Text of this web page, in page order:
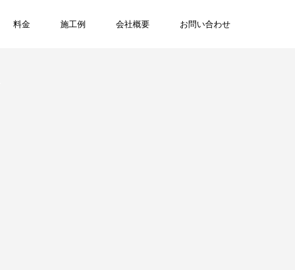
料金 施工例 会社概要 お問い合わせ